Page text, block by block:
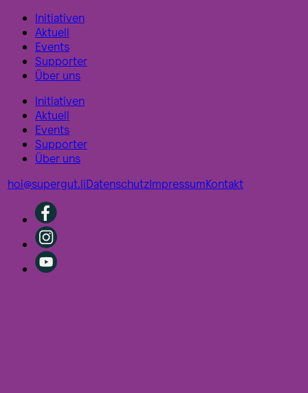
Initiativen
Aktuell
Events
Supporter
Über uns
Initiativen
Aktuell
Events
Supporter
Über uns
hoi@supergut.liDatenschutzImpressumKontakt